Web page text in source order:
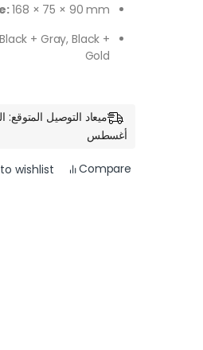
168 × 75 × 90 mm
+ Gray, Black +
Gold
أغسطس
Compare
wishlist